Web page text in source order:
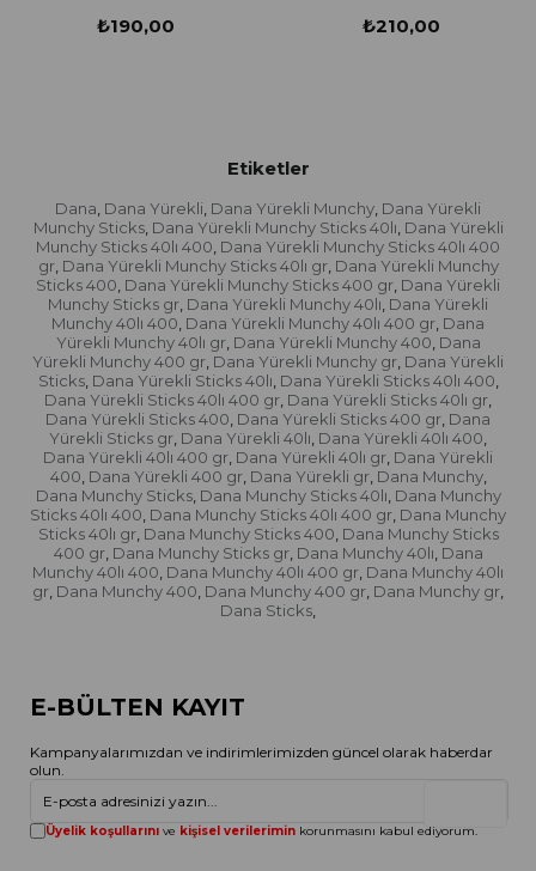
₺190,00 ₺210,00
Etiketler
Dana Dana Yürekli Dana Yürekli Munchy Dana Yürekli
Munchy Sticks, Dana Yürekli Munchy Sticks 40lı Dana Yürekli
Munchy Sticks 40lı 400 Dana Yürekli Munchy Sticks 40lı 400
gr, Dana Yürekli Munchy Sticks 40lı gr, Dana Yürekli Munchy
Sticks 400 Dana Yürekli Munchy Sticks 400 gr Dana Yürekli
Munchy Sticks gr Dana Yürekli Munchy 40lı Dana Yürekli
Munchy 40lı 400 Dana Yürekli Munchy 40lı 400 gr Dana
Yürekli Munchy 40lı gr, Dana Yürekli Munchy 400 Dana
Yürekli Munchy 400 gr Dana Yürekli Munchy gr Dana Yürekli
Sticks, Dana Yürekli Sticks 40lı Dana Yürekli Sticks 40lı 400
Dana Yürekli Sticks 40lı 400 gr Dana Yürekli Sticks 40lı gr
Dana Yürekli Sticks 400 Dana Yürekli Sticks 400 gr Dana
Yürekli Sticks gr Dana Yürekli 40lı Dana Yürekli 40lı 400
Dana Yürekli 40lı 400 gr Dana Yürekli 40lı gr Dana Yürekli
400 Dana Yürekli 400 gr, Dana Yürekli gr, Dana Munchy,
Dana Munchy Sticks, Dana Munchy Sticks 40lı Dana Munchy
Sticks 40lı 400 Dana Munchy Sticks 40lı 400 gr Dana Munchy
Sticks 40lı gr, Dana Munchy Sticks 400 Dana Munchy Sticks
400 gr, Dana Munchy Sticks gr, Dana Munchy 40lı Dana
Munchy 40lı 400 Dana Munchy 40lı 400 gr Dana Munchy 40lı
gr Dana Munchy 400 Dana Munchy 400 gr Dana Munchy gr
Dana Sticks
E-BÜLTEN KAYIT
Kampanyalarımızdan ve indirimlerimizden güncel olarak haberdar
olun.
Üyelik koşullarını ve kişisel verilerimin korunmasını kabul ediyorum.